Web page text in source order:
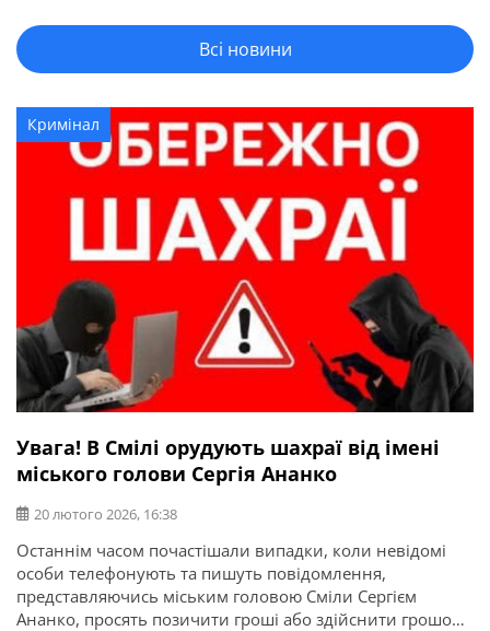
Всі новини
Кримінал
Увага! В Смілі орудують шахраї від імені
міського голови Сергія Ананко
20 лютого 2026, 16:38
Останнім часом почастішали випадки, коли невідомі
особи телефонують та пишуть повідомлення,
представляючись міським головою Сміли Сергієм
Ананко, просять позичити гроші або здійснити грошові